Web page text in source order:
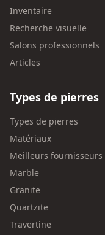
Inventaire
Recherche visuelle
Salons professionnels
Articles
Types de pierres
Types de pierres
Matériaux
Meilleurs fournisseurs
Marble
Granite
Quartzite
Travertine